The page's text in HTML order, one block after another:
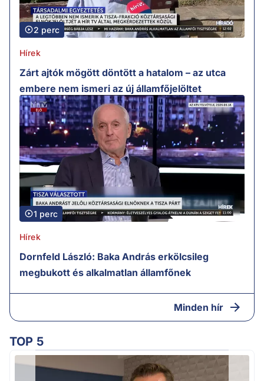
2 perc
Hírek
Zárt ajtók mögött döntött a hatalom – az utca
embere nem ismeri az új államfőjelöltet
1 perc
Hírek
Dornfeld László: Baka András erkölcsileg
megbukott és alkalmatlan államfőnek
Minden hír
TOP 5